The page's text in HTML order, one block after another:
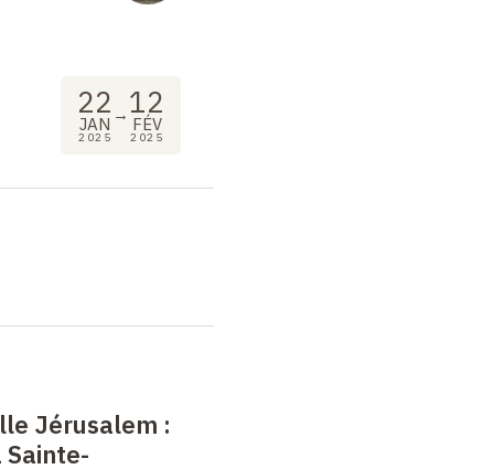
22
JAN
2025
→ 12
FÉV
2025
Jérusalem :